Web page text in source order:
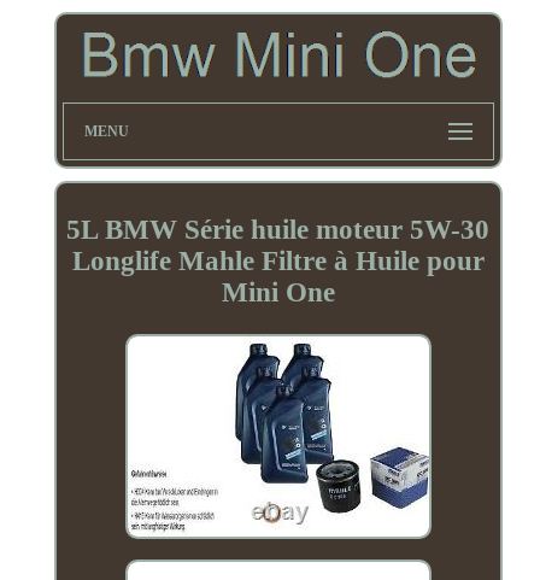
MENU
5L BMW Série huile moteur 5W-30
Longlife Mahle Filtre à Huile pour
Mini One